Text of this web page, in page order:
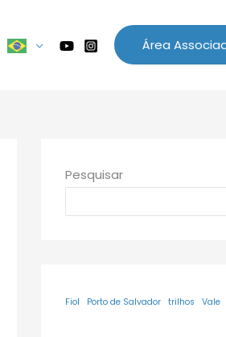
Área
Pesquisar
Fiol Porto de Salvador trilhos Vale